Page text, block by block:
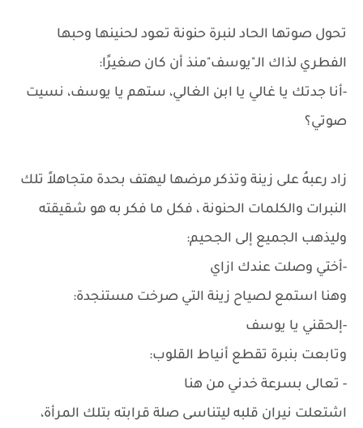
تحول صوتها الحاد لنبرة حنونة تعود لحنينها وحبها
الفطري لذاك الـ"يوسف"منذ أن كان صغيرًا:
-أنا جدتك يا غالي يا ابن الغالي، ستهم يا يوسف، نسيت
صوتي؟
زاد رعبهُ على زينة وتذكر مرضها ليهتف بحدة متجاهلاً تلك
النبرات والكلمات الحنونة ، فكل ما فكر به هو شقيقته
وليذهب الجميع إلى الجحيم:
-أختي وصلت عندك ازاي
وهنا استمع لصياح زينة التي صرخت مستنجدة:
-إلحقني يا يوسف
وتابعت بنبرة تقطع أنياط القلوب:
- تعالى بسرعة خدني من هنا
اشتعلت نيران قلبه ليتناسى صلة قرابته بتلك المرأة،